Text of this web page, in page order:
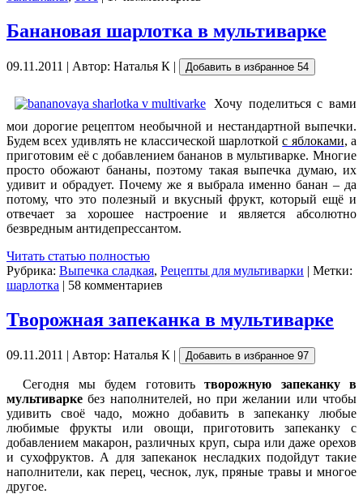
Банановая шарлотка в мультиварке
09.11.2011 | Автор: Наталья К | Добавить в избранное 54
Хочу поделиться с вами
мои дорогие рецептом необычной и нестандартной выпечки.
Будем всех удивлять не классической шарлоткойс яблоками, а
приготовим её с добавлением бананов в мультиварке. Многие
просто обожают бананы, поэтому такая выпечка думаю, их
удивит и обрадует. Почему же я выбрала именно банан – да
потому, что это полезный и вкусный фрукт, который ещё и
отвечает за хорошее настроение и является абсолютно
безвредным антидепрессантом.
Читать статью полностью
Рубрика: Выпечка сладкая, Рецепты для мультиварки | Метки:
шарлотка | 58 комментариев
Творожная запеканка в мультиварке
09.11.2011 | Автор: Наталья К | Добавить в избранное 97
Сегодня мы будем готовить творожную запеканку в
мультиварке без наполнителей, но при желании или чтобы
удивить своё чадо, можно добавить в запеканку любые
любимые фрукты или овощи, приготовить запеканку с
добавлением макарон, различных круп, сыра или даже орехов
и сухофруктов. А для запеканок несладких подойдут такие
наполнители, как перец, чеснок, лук, пряные травы и многое
другое.